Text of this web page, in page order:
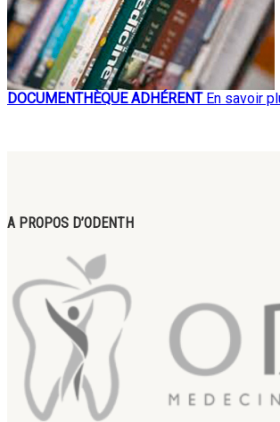
DOCUMENTHÈQUE ADHÉRENT En savoir
A PROPOS D’ODENTH